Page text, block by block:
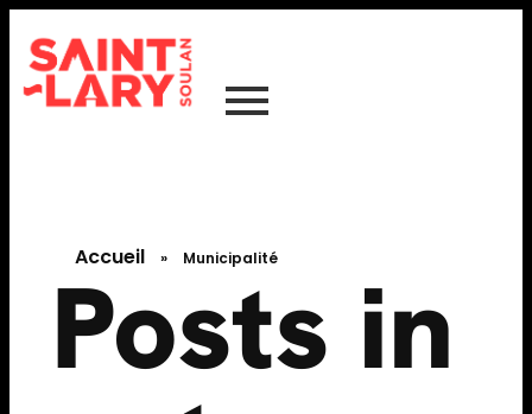
Accueil » Municipalité
Posts in